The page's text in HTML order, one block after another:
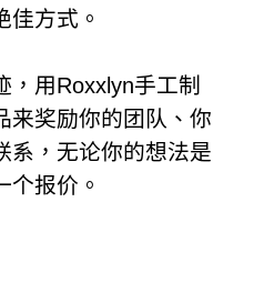
佳方式。
，用Roxxlyn手工制
来奖励你的团队、你
系，无论你的想法是
个报价。